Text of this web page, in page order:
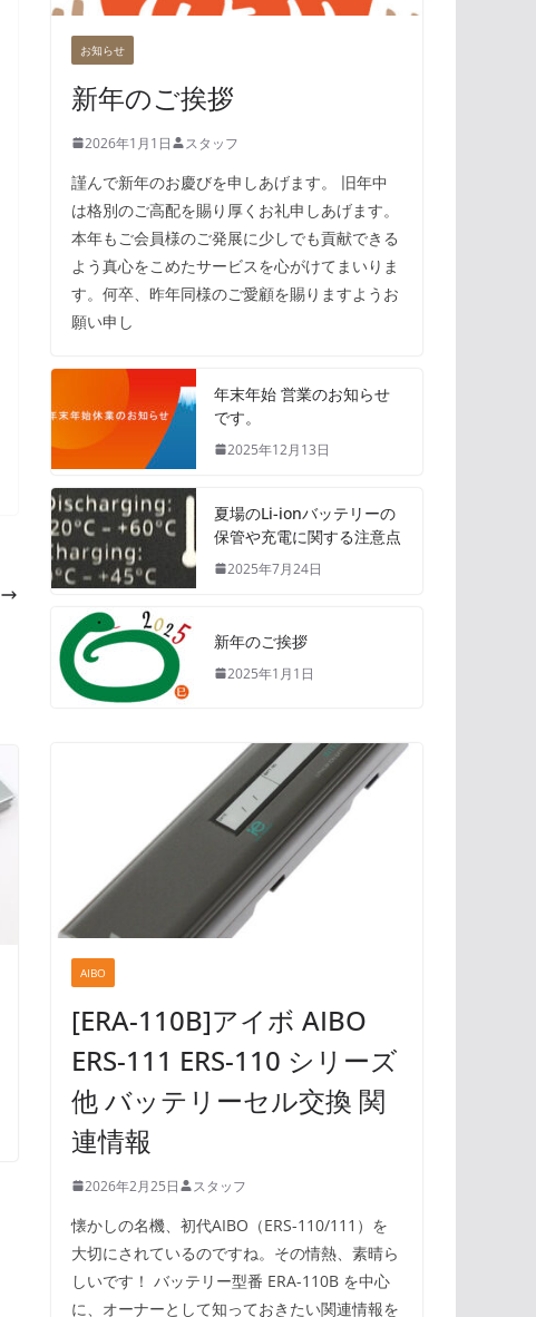
お知らせ
新年のご挨拶
2026年1月1日 スタッフ
謹んで新年のお慶びを申しあげます。 旧年中
は格別のご高配を賜り厚くお礼申しあげます。
本年もご会員様のご発展に少しでも貢献できる
よう真心をこめたサービスを心がけてまいりま
す。何卒、昨年同様のご愛顧を賜りますようお
願い申し
年末年始 営業のお知らせ
です。
2025年12月13日
夏場のLi-ionバッテリーの
保管や充電に関する注意点
2025年7月24日
新年のご挨拶
2025年1月1日
AIBO
[ERA-110B]アイボ AIBO
ERS-111 ERS-110 シリーズ
他 バッテリーセル交換 関
連情報
2026年2月25日 スタッフ
懐かしの名機、初代AIBO（ERS-110/111）を
大切にされているのですね。その情熱、素晴ら
しいです！ バッテリー型番 ERA-110B を中心
に、オーナーとして知っておきたい関連情報を